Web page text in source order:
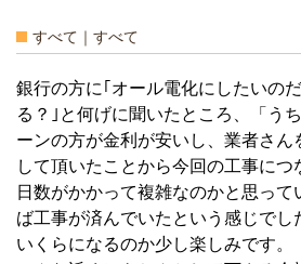
すべて｜すべて
銀行の方に｢オール電化にしたいの
る？｣と何げに聞いたところ、「う
ーンの方が金利が安いし、業者さん
して頂いたことから今回の工事につ
日数がかかって複雑なのかと思って
ば工事が済んでいたという感じでし
いくらになるのか少し楽しみです。